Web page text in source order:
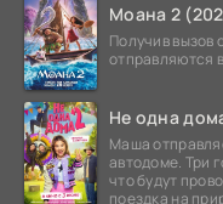
Моана 2
Получив вызов
отправляются
Не одна
Маша
автодоме. Три
что будут
поездка на